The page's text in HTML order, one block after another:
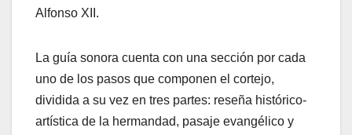
Alfonso XII.
La guía sonora cuenta con una sección por cada
uno de los pasos que componen el cortejo,
dividida a su vez en tres partes: reseña histórico-
artística de la hermandad, pasaje evangélico y